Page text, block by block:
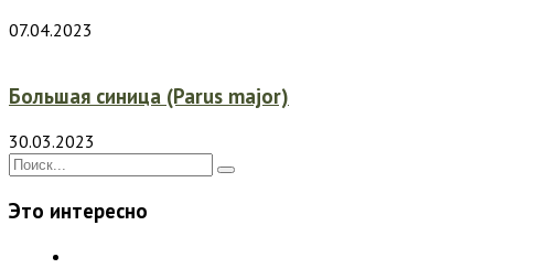
07.04.2023
Большая синица (Parus major)
30.03.2023
Это интересно